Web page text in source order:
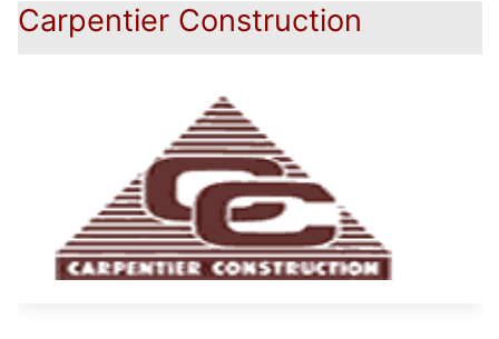
Carpentier Construction